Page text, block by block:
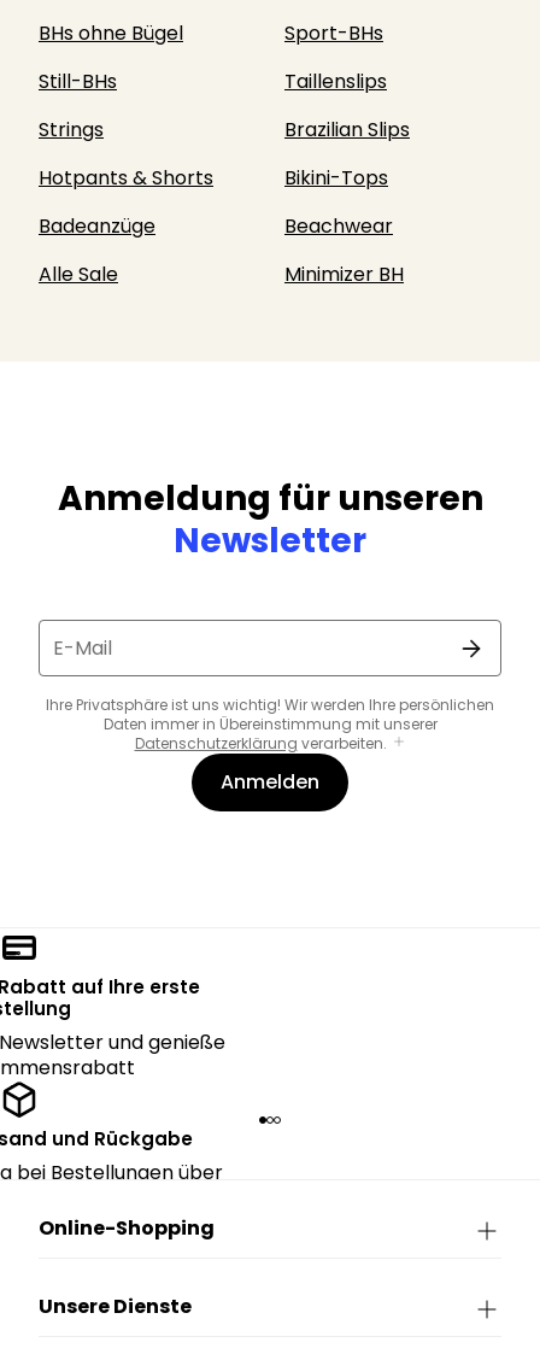
BHs ohne Bügel
Sport-BHs
Still-BHs
Taillenslips
Strings
Brazilian Slips
Hotpants & Shorts
Bikini-Tops
Badeanzüge
Beachwear
Alle Sale
Minimizer BH
Anmeldung für unseren
Newsletter
E-Mail
Ihre Privatsphäre ist uns wichtig! Wir werden Ihre persönlichen
Daten immer in Übereinstimmung mit unserer
Datenschutzerklärung verarbeiten.
Anmelden
auf Ihre erste
und genieße
und Rückgabe
bei Bestellungen über
Online-Shopping
Unsere Dienste